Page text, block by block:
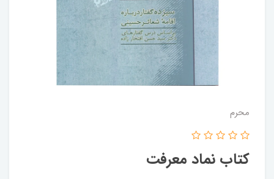
محرم
کتاب نماد معرفت